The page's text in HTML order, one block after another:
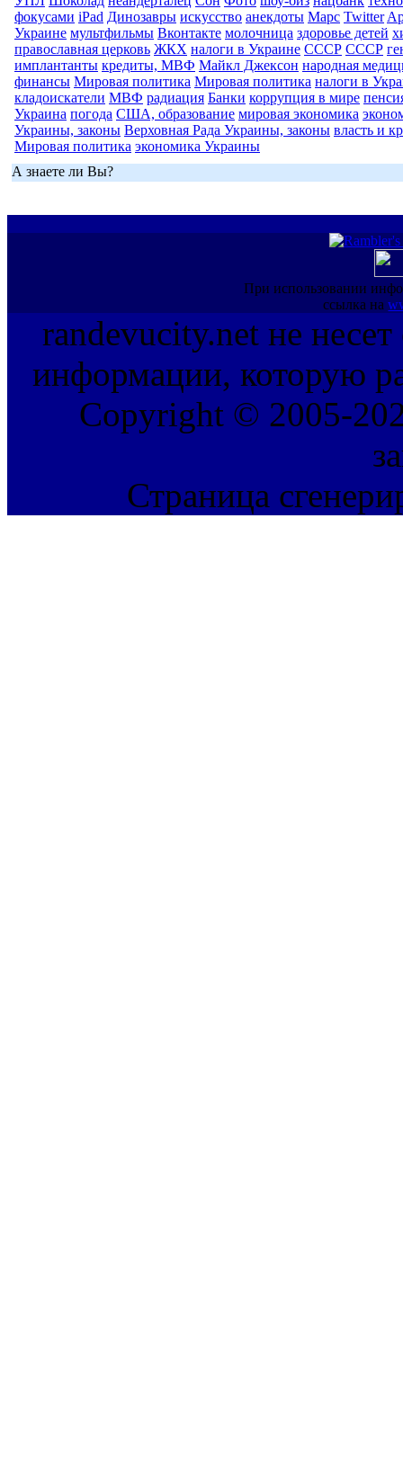
фокусами iPad Динозавры искусство анекдоты Марс Twitter
Украине мультфильмы Вконтакте молочница здоровье детей
православная церковь ЖКХ налоги в Украине СССР СССР
имплантанты кредиты, МВФ Майкл Джексон народная
финансы Мировая политика Мировая политика налоги в
кладоискатели МВФ радиация Банки коррупция в мире
Украина погода США, образование мировая экономика
Украины, законы Верховная Рада Украины, законы власть и
Мировая политика экономика Украины
А знаете ли Вы?
При использовании
ссылка на
randevucity.net не несет
информации, которую
Copyright © 2005-
Страница